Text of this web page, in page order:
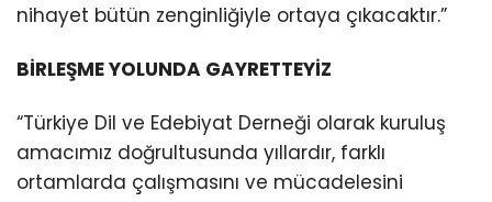
nihayet bütün zenginliğiyle ortaya çıkacaktır.”
BİRLEŞME YOLUNDA GAYRETTEYİZ
“Türkiye Dil ve Edebiyat Derneği olarak kuruluş
amacımız doğrultusunda yıllardır, farklı
ortamlarda çalışmasını ve mücadelesini